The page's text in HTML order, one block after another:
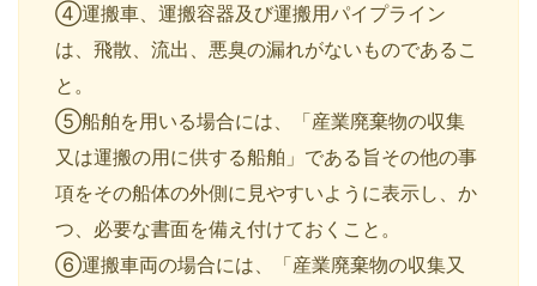
④運搬車、運搬容器及び運搬用パイプライン
は、飛散、流出、悪臭の漏れがないものであるこ
と。
⑤船舶を用いる場合には、「産業廃棄物の収集
又は運搬の用に供する船舶」である旨その他の事
項をその船体の外側に見やすいように表示し、か
つ、必要な書面を備え付けておくこと。
⑥運搬車両の場合には、「産業廃棄物の収集又